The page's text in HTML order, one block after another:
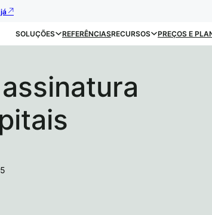
SOLUÇÕES REFERÊNCIASRECURSOS PREÇOS E